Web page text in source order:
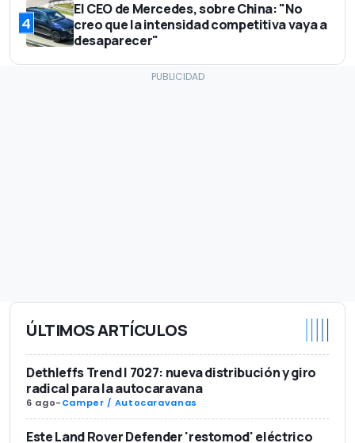
4
El CEO de Mercedes, sobre China: "No
creo que la intensidad competitiva vaya a
desaparecer"
ÚLTIMOS ARTÍCULOS
Dethleffs Trend I 7027: nueva distribución y giro
radical para la autocaravana
6 ago-Camper / Autocaravanas
Este Land Rover Defender 'restomod' eléctrico